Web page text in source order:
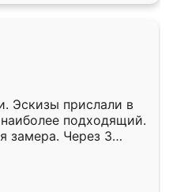
Эскизы прислали в
подходящий.
замера. Через 3
готова. Остались
Ренессанс
работу!